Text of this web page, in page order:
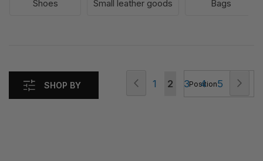
Shoes Small leather goods Bags
SHOP BY Page
Previous
Page
1 You're
2 Page
3 Page
4 Page
5